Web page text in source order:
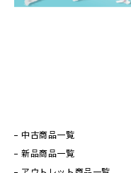
中古商品一覧
新品商品一覧